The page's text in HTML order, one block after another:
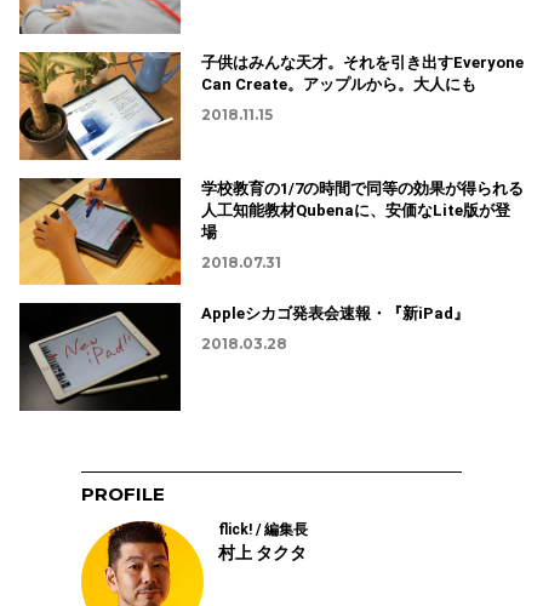
子供はみんな天才。それを引き出すEveryone
Can Create。アップルから。大人にも
2018.11.15
学校教育の1/7の時間で同等の効果が得られる
人工知能教材Qubenaに、安価なLite版が登
場
2018.07.31
Appleシカゴ発表会速報・『新iPad』
2018.03.28
PROFILE
flick! / 編集長
村上 タクタ